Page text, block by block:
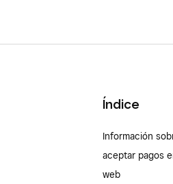
Índice
Información
aceptar pagos
web